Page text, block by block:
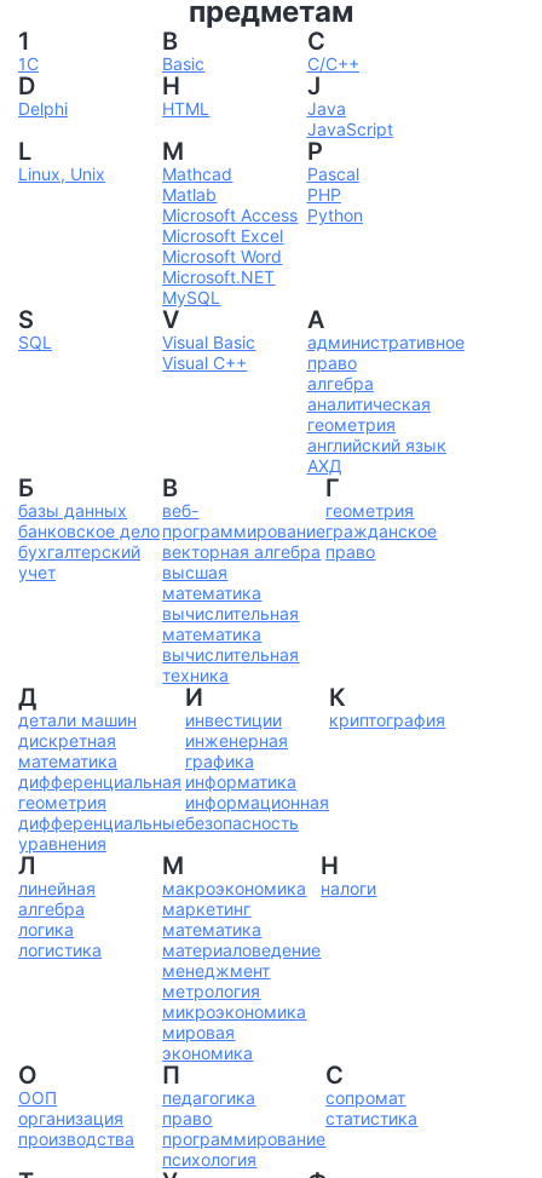
предметам
1
1С
B
Basic
C
C/C++
D
Delphi
H
HTML
J
Java
JavaScript
L
Linux, Unix
M
Mathcad
Matlab
Microsoft Access
Microsoft Excel
Microsoft Word
Microsoft.NET
MySQL
P
Pascal
PHP
Python
S
SQL
V
Visual Basic
Visual C++
А
административное
право
алгебра
аналитическая
геометрия
английский язык
АХД
Б
базы данных
банковское дело
бухгалтерский
учет
В
веб-
программирование
векторная алгебра
высшая
математика
вычислительная
математика
вычислительная
техника
Г
геометрия
гражданское
право
Д
детали машин
дискретная
математика
дифференциальная
геометрия
дифференциальные
уравнения
И
инвестиции
инженерная
графика
информатика
информационная
безопасность
К
криптография
Л
линейная
алгебра
логика
логистика
М
макроэкономика
маркетинг
математика
материаловедение
менеджмент
метрология
микроэкономика
мировая
экономика
Н
налоги
О
ООП
организация
производства
П
педагогика
право
программирование
психология
С
сопромат
статистика